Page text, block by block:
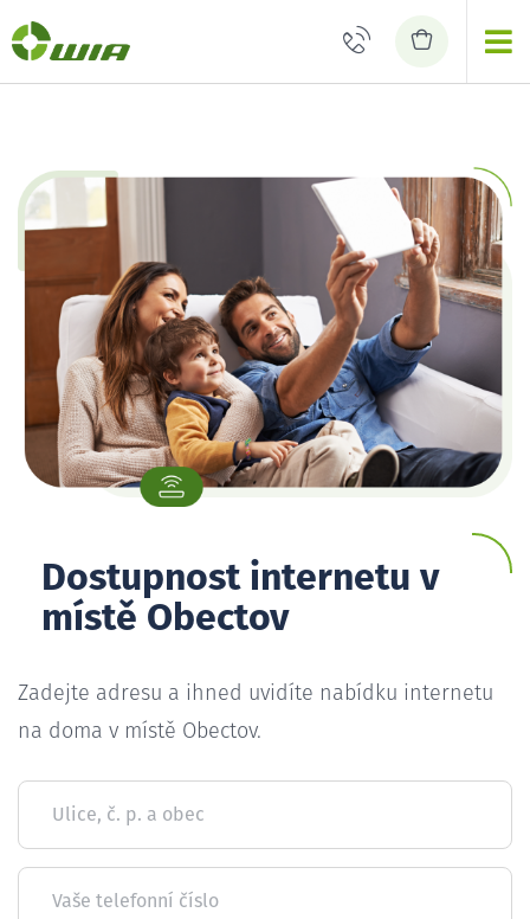
Dostupnost internetu v
místě Obectov
Zadejte adresu a ihned uvidíte nabídku internetu
na doma v místě Obectov.
Ulice, č. p. a obec
Vaše telefonní číslo